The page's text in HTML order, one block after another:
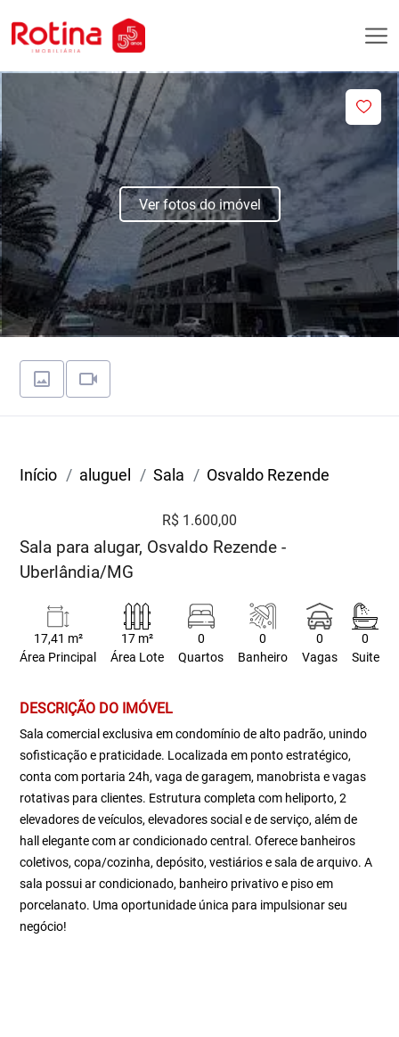
Ver fotos do imóvel
Início aluguel Sala Osvaldo Rezende
R$ 1.600,00
Sala para alugar, Osvaldo Rezende -
Uberlândia/MG
17,41 m²
Área Principal
17 m²
Área Lote
0
Quartos
0
Banheiro
0
Vagas
0
Suite
DESCRIÇÃO DO IMÓVEL
Sala comercial exclusiva em condomínio de alto padrão, unindo
sofisticação e praticidade. Localizada em ponto estratégico,
conta com portaria 24h, vaga de garagem, manobrista e vagas
rotativas para clientes. Estrutura completa com heliporto, 2
elevadores de veículos, elevadores social e de serviço, além de
hall elegante com ar condicionado central. Oferece banheiros
coletivos, copa/cozinha, depósito, vestiários e sala de arquivo. A
sala possui ar condicionado, banheiro privativo e piso em
porcelanato. Uma oportunidade única para impulsionar seu
negócio!